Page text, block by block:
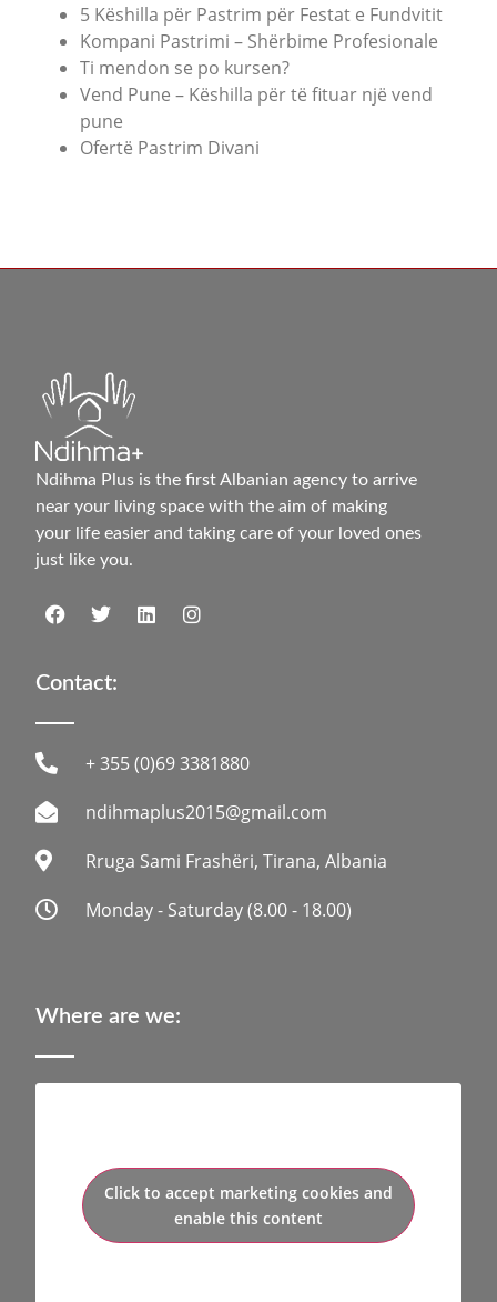
5 Këshilla për Pastrim për Festat e Fundvitit
Kompani Pastrimi – Shërbime Profesionale
Ti mendon se po kursen?
Vend Pune – Këshilla për të fituar një vend
pune
Ofertë Pastrim Divani
Ndihma Plus is the first Albanian agency to arrive
near your living space with the aim of making
your life easier and taking care of your loved ones
just like you.
Contact:
+ 355 (0)69 3381880
ndihmaplus2015@gmail.com
Rruga Sami Frashëri, Tirana, Albania
Monday - Saturday (8.00 - 18.00)
Where are we:
Click to accept marketing cookies and
enable this content